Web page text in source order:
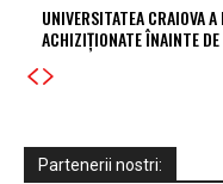
UNIVERSITATEA CRAIOVA
ACHIZIȚIONATE ÎNAINTE
Partenerii nostri: